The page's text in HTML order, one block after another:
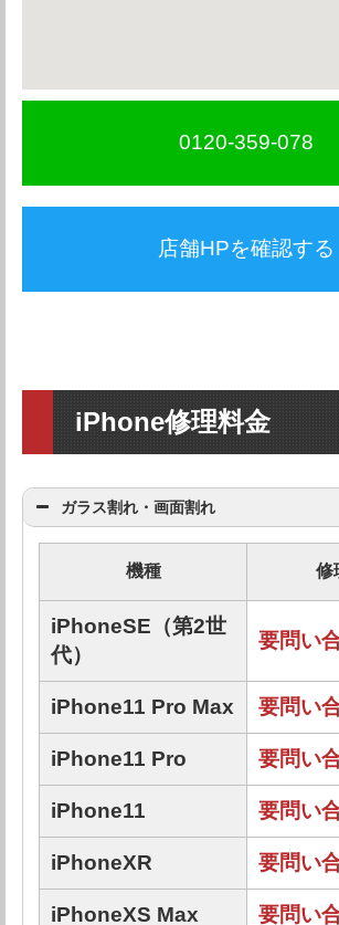
0120-359-078
店舗HPを確認する
iPhone修理料金
ガラス割れ・画面割れ
機種 修
iPhoneSE（第2世
代）
要問い
iPhone11 Pro Max 要問い
iPhone11 Pro 要問い
iPhone11 要問い
iPhoneXR 要問い
iPhoneXS Max 要問い